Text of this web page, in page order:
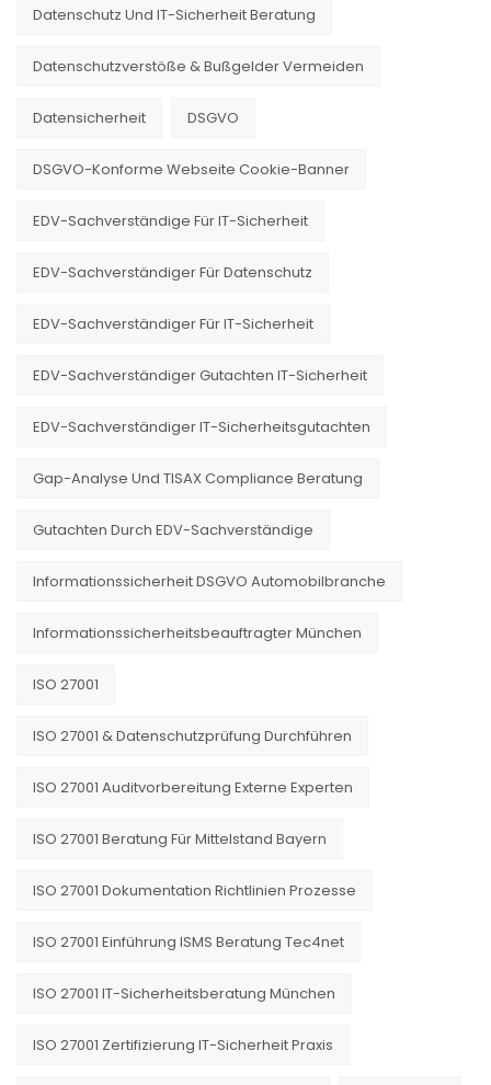
Datenschutz Und IT-Sicherheit Beratung
Datenschutzverstöße & Bußgelder Vermeiden
Datensicherheit DSGVO
DSGVO-Konforme Webseite Cookie-Banner
EDV-Sachverständige Für IT-Sicherheit
EDV-Sachverständiger Für Datenschutz
EDV-Sachverständiger Für IT-Sicherheit
EDV-Sachverständiger Gutachten IT-Sicherheit
EDV-Sachverständiger IT-Sicherheitsgutachten
Gap-Analyse Und TISAX Compliance Beratung
Gutachten Durch EDV-Sachverständige
Informationssicherheit DSGVO Automobilbranche
Informationssicherheitsbeauftragter München
ISO 27001
ISO 27001 & Datenschutzprüfung Durchführen
ISO 27001 Auditvorbereitung Externe Experten
ISO 27001 Beratung Für Mittelstand Bayern
ISO 27001 Dokumentation Richtlinien Prozesse
ISO 27001 Einführung ISMS Beratung Tec4net
ISO 27001 IT-Sicherheitsberatung München
ISO 27001 Zertifizierung IT-Sicherheit Praxis